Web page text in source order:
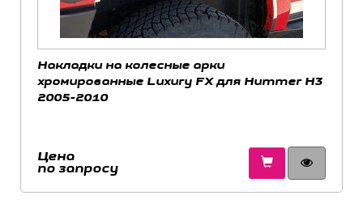
Накладки на колесные арки
хромированные Luxury FX для Hummer H3
2005-2010
Цена
по запросу